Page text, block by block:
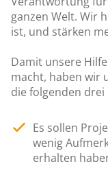
ganzen Welt. Wir
ist, und stärken
Damit unsere
macht, haben wir
die folgenden
Es sollen
wenig
erhalten